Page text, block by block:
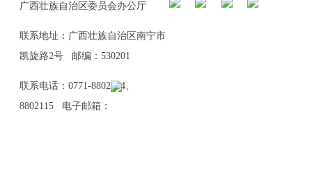
广西壮族自治区委员会办公厅
联系地址：广西壮族自治区南宁市
凯旋路2号 邮编：530201
联系电话：0771-8802114、
8802115 电子邮箱：